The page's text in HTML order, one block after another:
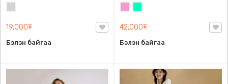
сонголттой
19,000₮
Бэлэн байгаа
жинд таарна
42,000₮
Бэлэн байгаа